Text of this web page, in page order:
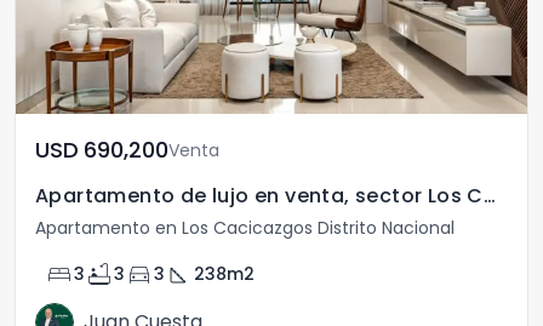
USD	690,200Venta
Apartamento de lujo en venta, sector Los Cacicazgos
Apartamento en Los Cacicazgos Distrito Nacional
bed3 bathtub3 directions_car 3 square_foot 238m2